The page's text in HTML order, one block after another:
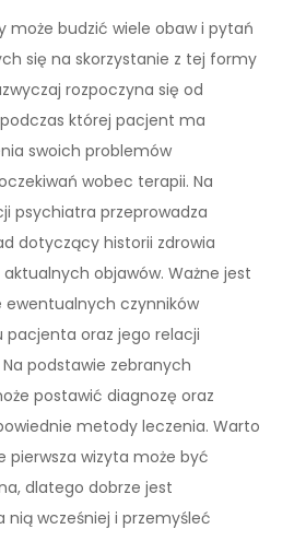
może budzić wiele obaw i pytań
się na skorzystanie z tej formy
rozpoczyna się od
której pacjent ma
swoich problemów
wobec terapii. Na
psychiatra przeprowadza
dotyczący historii zdrowia
objawów. Ważne jest
ewentualnych czynników
pacjenta oraz jego relacji
podstawie zebranych
postawić diagnozę oraz
metody leczenia. Warto
pierwsza wizyta może być
dlatego dobrze jest
nią wcześniej i przemyśleć